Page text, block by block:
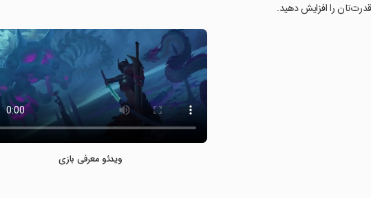
قدرت‌تان را افزایش دهید.
ویدئو معرفی بازی